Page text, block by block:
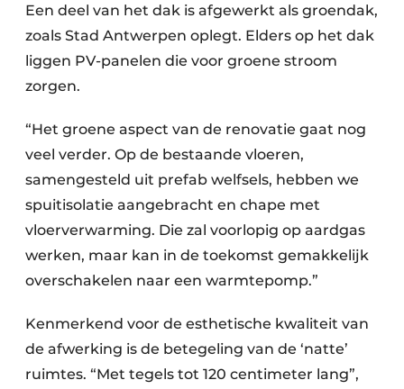
Een deel van het dak is afgewerkt als groendak,
zoals Stad Antwerpen oplegt. Elders op het dak
liggen PV-panelen die voor groene stroom
zorgen.
“Het groene aspect van de renovatie gaat nog
veel verder. Op de bestaande vloeren,
samengesteld uit prefab welfsels, hebben we
spuitisolatie aangebracht en chape met
vloerverwarming. Die zal voorlopig op aardgas
werken, maar kan in de toekomst gemakkelijk
overschakelen naar een warmtepomp.”
Kenmerkend voor de esthetische kwaliteit van
de afwerking is de betegeling van de ‘natte’
ruimtes. “Met tegels tot 120 centimeter lang”,